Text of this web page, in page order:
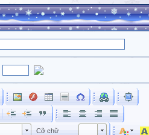
Cỡ chữ Kích cỡ phông